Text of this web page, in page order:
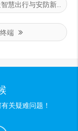
出行与安防新生态
端
关疑难问题！